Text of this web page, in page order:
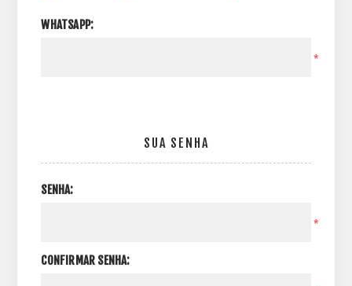
WHATSAPP:
*
SUA SENHA
SENHA:
*
CONFIRMAR SENHA: